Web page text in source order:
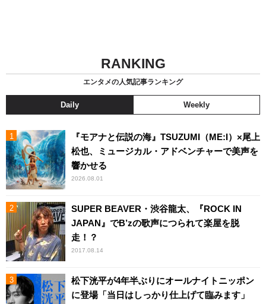
RANKING
エンタメの人気記事ランキング
Daily Weekly
『モアナと伝説の海』TSUZUMI（ME:I）×尾上
松也、ミュージカル・アドベンチャーで美声を
響かせる
2026.08.01
SUPER BEAVER・渋谷龍太、『ROCK IN
JAPAN』でB’zの歌声につられて楽屋を脱
走！？
2017.08.14
松下洸平が4年半ぶりにオールナイトニッポン
に登場「当日はしっかり仕上げて臨みます」